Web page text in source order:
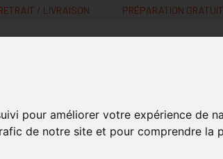
pour améliorer votre expérience de
de notre site et pour comprendre la
/ LIVRAISON PRÉPARATION
Nutrition -
Vitamines
Soins Bébé et
Grossesse